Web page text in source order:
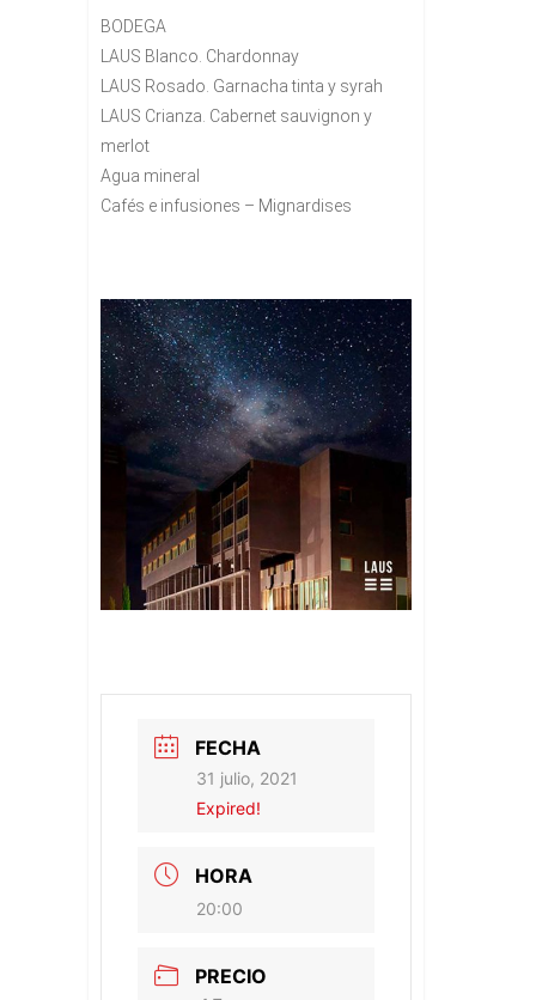
BODEGA
LAUS Blanco. Chardonnay
LAUS Rosado. Garnacha tinta y syrah
LAUS Crianza. Cabernet sauvignon y
merlot
Agua mineral
Cafés e infusiones – Mignardises
FECHA
31 julio, 2021
Expired!
HORA
20:00
PRECIO